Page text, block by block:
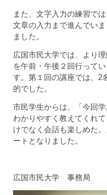
また、文字入力の練習で
文章の入力まで進んでい
ました。
広国市民大学では、より
を午前・午後２回行って
す。第１回の講座では、2
的でした。
市民学生からは、「今回
わかりやすく教えてくれ
けでなく会話も楽しめた
ートとなりました。
広国市民大学 事務局